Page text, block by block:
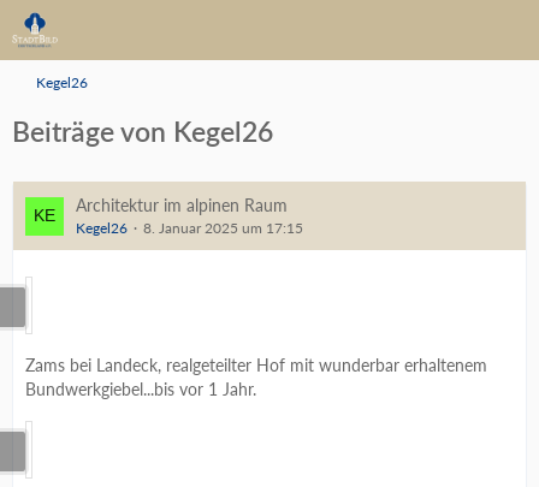
Kegel26
Beiträge von Kegel26
Architektur im alpinen Raum
Kegel26 8. Januar 2025 um 17:15
Zams bei Landeck, realgeteilter Hof mit wunderbar erhaltenem
Bundwerkgiebel...bis vor 1 Jahr.